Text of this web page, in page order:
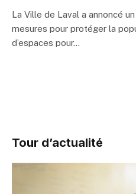
La Ville de Laval a annoncé
mesures pour protéger la
d’espaces pour…
Tour d’actualité